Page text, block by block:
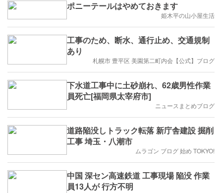
ポニーテールはやめておきます
姫木平の山小屋生活
工事のため、断水、通行止め、交通規制
あり
札幌市 豊平区 美園第二町内会【公式】ブログ
下水道工事中に土砂崩れ、62歳男性作業
員死亡[福岡県太宰府市]
ニュースまとめブログ
道路陥没しトラック転落 新庁舎建設 掘削
工事 埼玉・八潮市
ムラゴン ブログ 始め TOKYO!
中国 深セン高速鉄道 工事現場 陥没 作業
員13人が 行方不明